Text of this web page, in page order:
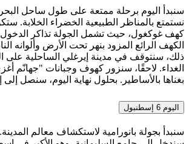
سنبدأ اليوم برحلة ممتعة على طول ساحل
نستمتع بالمناظر الطبيعية الخضراء الخلابة.
كهف غوكغول، حيث تشمل الجولة تذاكر
الكهف الرائع المزود بنهر تحت الأرض وألوانه
ذلك، سنتوقف في مدينة إيرغلي الساحلية على
الغداء. لاحقًا، سنزور كهوف وجبانات "جهانّم
بغناها بالأساطير. بحلول نهاية اليوم، سنصل
اليوم 6 إسطنبول
سنبدأ بجولة بانورامية لاستكشاف معالم